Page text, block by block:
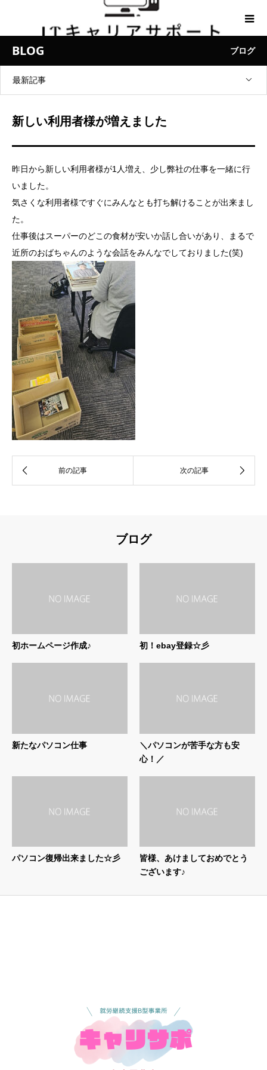
BLOG ブログ
最新記事
新しい利用者様が増えました
昨日から新しい利用者様が1人増え、少し弊社の仕事を一緒に行
いました。
気さくな利用者様ですぐにみんなとも打ち解けることが出来まし
た。
仕事後はスーパーのどこの食材が安いか話し合いがあり、まるで
近所のおばちゃんのような会話をみんなでしておりました(笑)
ブログ
初ホームページ作成♪ 初！ebay登録☆彡
新たなパソコン仕事
＼パソコンが苦手な方も安
心！／
パソコン復帰出来ました☆彡
皆様、あけましておめでとう
ございます♪